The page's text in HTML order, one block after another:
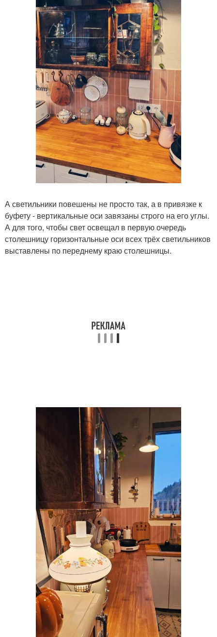
А светильники повешены не просто так, а в привязке к
буфету - вертикальные оси завязаны строго на его углы.
А для того, чтобы свет освещал в первую очередь
столешницу горизонтальные оси всех трёх светильников
выставлены по переднему краю столешницы.